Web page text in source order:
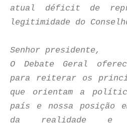
atual déficit de
legitimidade do
Senhor presidente,
O Debate Geral
para reiterar os
que orientam a
país e nossa posição
da realidade e